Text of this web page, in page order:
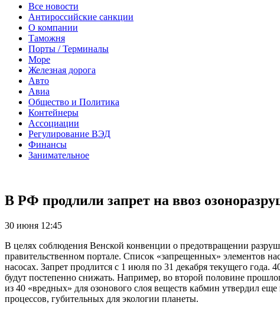
Все новости
Антироссийские санкции
О компании
Таможня
Порты / Терминалы
Море
Железная дорога
Авто
Авиа
Общество и Политика
Контейнеры
Ассоциации
Регулирование ВЭД
Финансы
Занимательное
В РФ продлили запрет на ввоз
30 июня 12:45
В целях соблюдения Венской конвенции о предотвращении
правительственном портале. Список «запрещенных» элементов
насосах. Запрет продлится с 1 июля по 31 декабря текущего года.
будут постепенно снижать. Например, во второй половине
из 40 «вредных» для озонового слоя веществ кабмин утвердил
процессов, губительных для экологии планеты.